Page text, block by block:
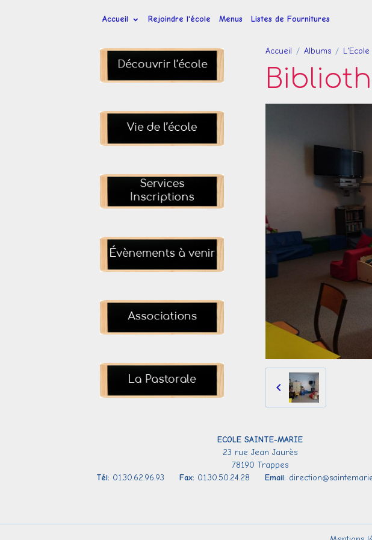
Accueil Rejoindre l'école Menus Listes de Fournitures
Accueil Albums
ECOLE SAINTE-MARIE
23 rue Jean Jaurès
78190 Trappes
Tél: 01.30.62.96.93Fax: 01.30.50.24.28Email: